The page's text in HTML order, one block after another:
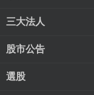
三大法人
股市公告
選股